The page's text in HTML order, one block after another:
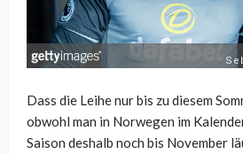
Dass die Leihe nur bis zu diesem
obwohl man in Norwegen im
Saison deshalb noch bis November